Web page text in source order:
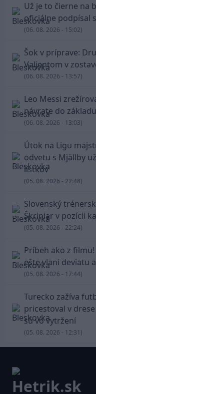
Už je to čierne na bielom: Mohamed Salah
oficiálne podpísal s Trabzonsporom
(06. 08. 2026 - 15:02)
Šok v príprave: Druholigová Mallorca s
Valjentom v zostave zdolala PSG
(06. 08. 2026 - 13:57)
Leo Messi zrežíroval obrat Interu Miami, pri
návrate do základu strelil dva góly
(06. 08. 2026 - 13:03)
Útok na Ligu majstrov láka! Slovan hlási na
odvetu s Mjällby už viac ako 13-tisíc predaných
lístkov
(05. 08. 2026 - 22:48)
Slovenský trénerský súboj pre Borbélyho,
Škriniar v pozícii kapitána potiahol Fenerbahce
(05. 08. 2026 - 22:24)
Príbeh ako z filmu! Hrdina Slovana Kianga hral
ešte vlani deviatu anglickú ligu
(05. 08. 2026 - 17:44)
Turecko zažíva futbalové šialenstvo! Salah
pricestoval v drese Trabzonsporu, fanúšikovia
sú vo vytržení
(05. 08. 2026 - 12:31)